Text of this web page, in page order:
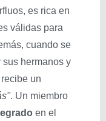
es rica en
válidas para
cuando se
hermanos y
un
. Un miembro
en el